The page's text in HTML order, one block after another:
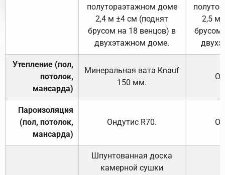
полутораэтажном доме
2,4 м ±4 см (поднят
брусом на 18 венцов) в
двухэтажном доме.
2,5 м
брусом
Утепление (пол,
потолок,
мансарда)
Минеральная вата Knauf
150 мм.
Пароизоляция
(пол, потолок,
мансарда)
Ондутис R70.
Шпунтованная доска
камерной сушки